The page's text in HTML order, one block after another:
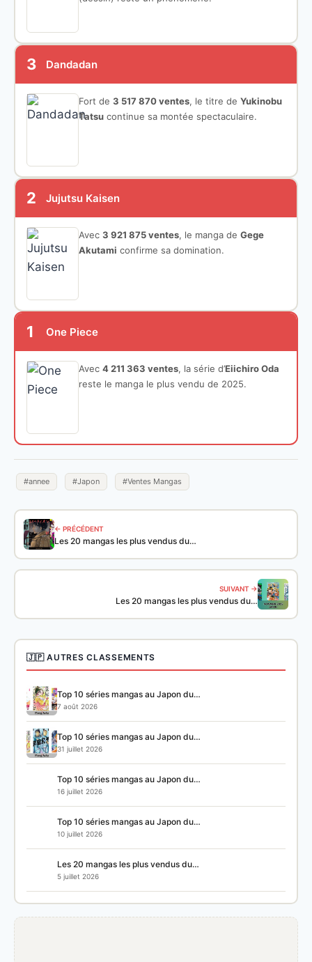
3 Dandadan
Fort de 3 517 870 ventes, le titre de Yukinobu
Tatsu continue sa montée spectaculaire.
2 Jujutsu Kaisen
Avec 3 921 875 ventes, le manga de Gege
Akutami confirme sa domination.
1 One Piece
Avec 4 211 363 ventes, la série d’Eiichiro Oda
reste le manga le plus vendu de 2025.
#annee #Japon #Ventes Mangas
← PRÉCÉDENT
Les 20 mangas les plus vendus du…
SUIVANT →
Les 20 mangas les plus vendus du…
🇯🇵 AUTRES CLASSEMENTS
Top 10 séries mangas au Japon du…
7 août 2026
Top 10 séries mangas au Japon du…
31 juillet 2026
Top 10 séries mangas au Japon du…
16 juillet 2026
Top 10 séries mangas au Japon du…
10 juillet 2026
Les 20 mangas les plus vendus du…
5 juillet 2026